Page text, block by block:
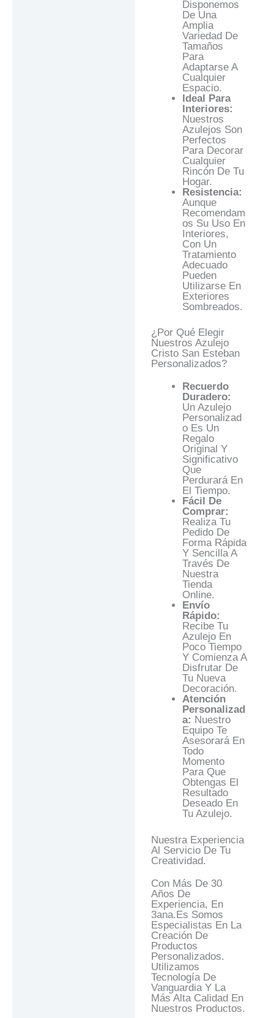
Disponemos
De Una
Amplia
Variedad De
Tamaños
Para
Adaptarse A
Cualquier
Espacio.
Ideal Para
Interiores:
Nuestros
Azulejos Son
Perfectos
Para Decorar
Cualquier
Rincón De Tu
Hogar.
Resistencia:
Aunque
Recomendam
Os Su Uso En
Interiores,
Con Un
Tratamiento
Adecuado
Pueden
Utilizarse En
Exteriores
Sombreados.
¿Por Qué Elegir
Nuestros Azulejo
Cristo San Esteban
Personalizados?
Recuerdo
Duradero:
Un Azulejo
Personalizad
O Es Un
Regalo
Original Y
Significativo
Que
Perdurará En
El Tiempo.
Fácil De
Comprar:
Realiza Tu
Pedido De
Forma Rápida
Y Sencilla A
Través De
Nuestra
Tienda
Online.
Envío
Rápido:
Recibe Tu
Azulejo En
Poco Tiempo
Y Comienza A
Disfrutar De
Tu Nueva
Decoración.
Atención
Personalizad
A: Nuestro
Equipo Te
Asesorará En
Todo
Momento
Para Que
Obtengas El
Resultado
Deseado En
Tu Azulejo.
Nuestra Experiencia
Al Servicio De Tu
Creatividad.
Con Más De 30
Años De
Experiencia, En
3ana.es Somos
Especialistas En La
Creación De
Productos
Personalizados.
Utilizamos
Tecnología De
Vanguardia Y La
Más Alta Calidad En
Nuestros Productos.